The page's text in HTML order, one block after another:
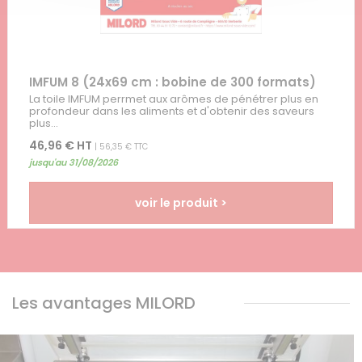
IMFUM 8 (24x69 cm : bobine de 300 formats)
La toile IMFUM perrmet aux arômes de pénétrer plus en
profondeur dans les aliments et d'obtenir des saveurs
plus...
46,96 € HT | 56,35 € TTC
jusqu'au 31/08/2026
voir le produit >
Les avantages MILORD